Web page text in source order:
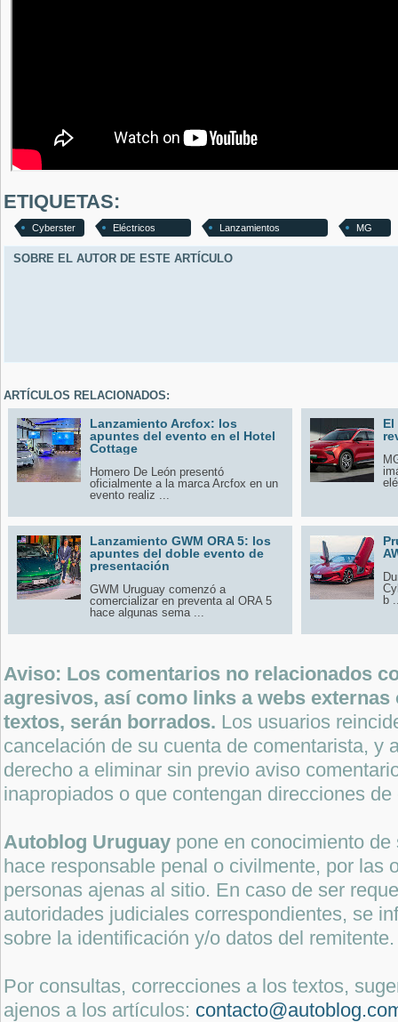
ETIQUETAS:
Cyberster Eléctricos Lanzamientos MG
SOBRE EL AUTOR DE ESTE ARTÍCULO
ARTÍCULOS RELACIONADOS:
Lanzamiento Arcfox: los
apuntes del evento en el Hotel
Cottage
Homero De León presentó
oficialmente a la marca Arcfox en un
evento realiz ...
El
Lanzamiento GWM ORA 5: los
apuntes del doble evento de
presentación
GWM Uruguay comenzó a
comercializar en preventa al ORA 5
hace algunas sema ...
b
Aviso: Los comentarios no relacionados
agresivos, así como links a webs
textos, serán borrados. Los usuarios
cancelación de su cuenta de comentarista, y
derecho a eliminar sin previo aviso
inapropiados o que contengan direcciones
Autoblog Uruguay pone en conocimiento
hace responsable penal o civilmente, por las
personas ajenas al sitio. En caso de ser
autoridades judiciales correspondientes, se
sobre la identificación y/o datos del remitente.
Por consultas, correcciones a los textos,
ajenos a los artículos: